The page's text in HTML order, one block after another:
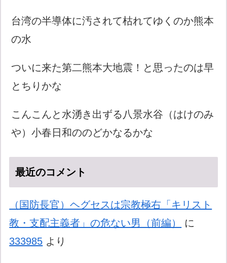
台湾の半導体に汚されて枯れてゆくのか熊本
の水
ついに来た第二熊本大地震！と思ったのは早
とちりかな
こんこんと水湧き出ずる八景水谷（はけのみ
や）小春日和ののどかなるかな
最近のコメント
（国防長官）ヘグセスは宗教極右「キリスト
教・支配主義者」の危ない男（前編）
に
333985 より